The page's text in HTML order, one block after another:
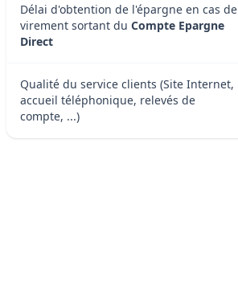
Délai d'obtention de l'épargne en cas de
virement sortant du Compte Epargne
Direct
Qualité du service clients (Site Internet,
accueil téléphonique, relevés de
compte, ...)